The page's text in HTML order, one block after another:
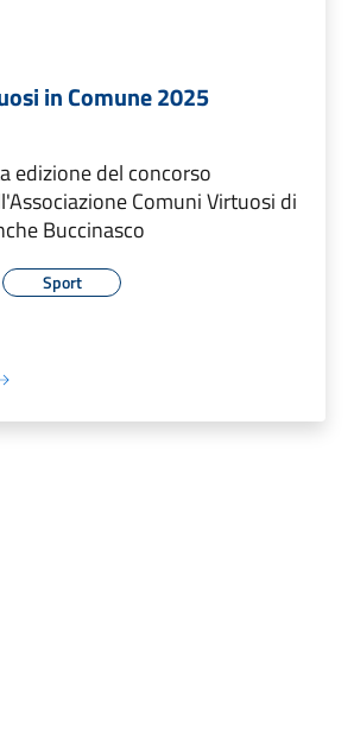
in Comune 2025
edizione del concorso
Comuni Virtuosi di
Buccinasco
Sport